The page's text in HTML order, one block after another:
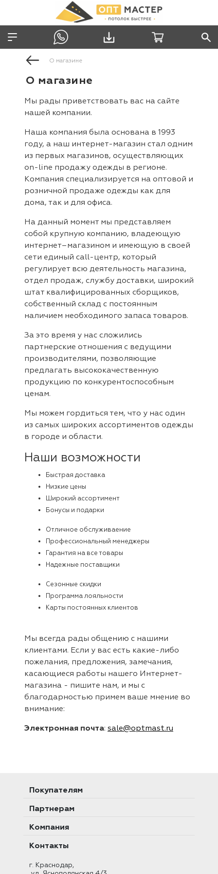
О магазине
О магазине
Мы рады приветствовать вас на сайте
нашей компании.
Наша компания была основана в 1993
году, а наш интернет-магазин стал одним
из первых магазинов, осуществляющих
on-line продажу одежды в регионе.
Компания специализируется на оптовой и
розничной продаже одежды как для
дома, так и для офиса.
На данный момент мы представляем
собой крупную компанию, владеющую
интернет–магазином и имеющую в своей
сети единый call-центр, который
регулирует всю деятельность магазина,
отдел продаж, службу доставки, широкий
штат квалифицированных сборщиков,
собственный склад c постоянным
наличием необходимого запаса товаров.
За это время у нас сложились
партнерские отношения с ведущими
производителями, позволяющие
предлагать высококачественную
продукцию по конкурентоспособным
ценам.
Мы можем гордиться тем, что у нас один
из самых широких ассортиментов одежды
в городе и области.
Наши возможности
Быстрая доставка
Низкие цены
Широкий ассортимент
Бонусы и подарки
Отличное обслуживаение
Профессиональный менеджеры
Гарантия на все товары
Надежные поставщики
Сезонные скидки
Программа лояльности
Карты постоянных клиентов
Мы всегда рады общению с нашими
клиентами. Если у вас есть какие-либо
пожелания, предложения, замечания,
касающиеся работы нашего Интернет-
магазина - пишите нам, и мы с
благодарностью примем ваше мнение во
внимание:
Электронная почта: sale@optmast.ru
Покупателям
Партнерам
Компания
Контакты
г. Краснодар,